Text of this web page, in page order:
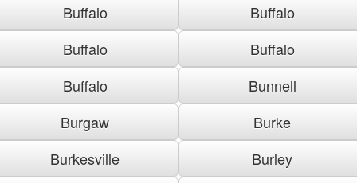
Buffalo
Buffalo
Buffalo
Buffalo
Buffalo
Bunnell
Burgaw
Burke
Burkesville
Burley